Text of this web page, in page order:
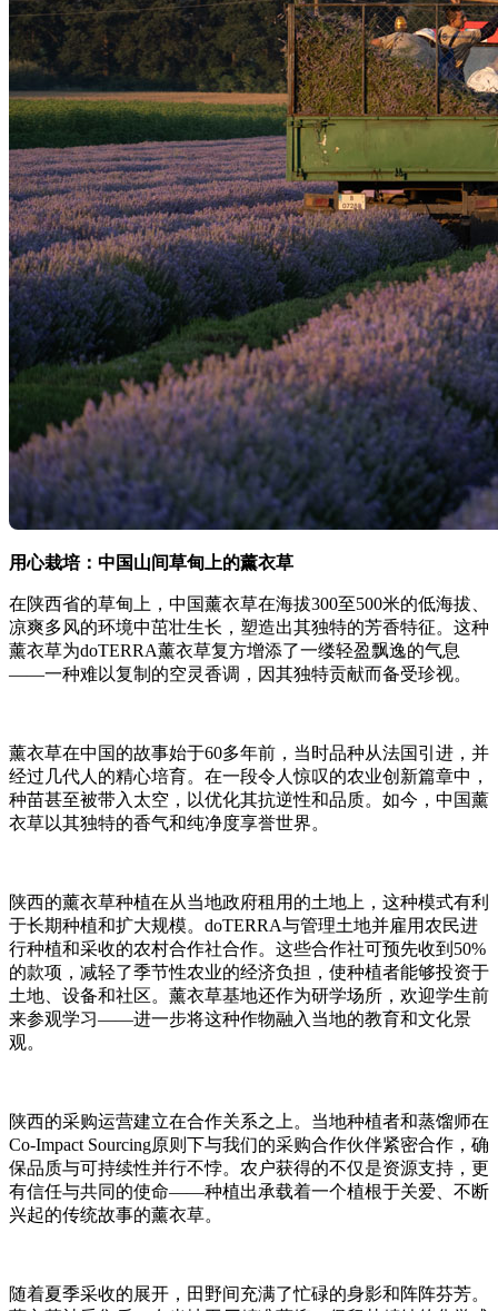
用心栽培：中国山间草甸上的薰衣草
在陕西省的草甸上，中国薰衣草在海拔300至500米的低海拔、
凉爽多风的环境中茁壮生长，塑造出其独特的芳香特征。这种
薰衣草为doTERRA薰衣草复方增添了一缕轻盈飘逸的气息
——一种难以复制的空灵香调，因其独特贡献而备受珍视。
薰衣草在中国的故事始于60多年前，当时品种从法国引进，并
经过几代人的精心培育。在一段令人惊叹的农业创新篇章中，
种苗甚至被带入太空，以优化其抗逆性和品质。如今，中国薰
衣草以其独特的香气和纯净度享誉世界。
陕西的薰衣草种植在从当地政府租用的土地上，这种模式有利
于长期种植和扩大规模。doTERRA与管理土地并雇用农民进
行种植和采收的农村合作社合作。这些合作社可预先收到50%
的款项，减轻了季节性农业的经济负担，使种植者能够投资于
土地、设备和社区。薰衣草基地还作为研学场所，欢迎学生前
来参观学习——进一步将这种作物融入当地的教育和文化景
观。
陕西的采购运营建立在合作关系之上。当地种植者和蒸馏师在
Co-Impact Sourcing原则下与我们的采购合作伙伴紧密合作，确
保品质与可持续性并行不悖。农户获得的不仅是资源支持，更
有信任与共同的使命——种植出承载着一个植根于关爱、不断
兴起的传统故事的薰衣草。
随着夏季采收的展开，田野间充满了忙碌的身影和阵阵芬芳。